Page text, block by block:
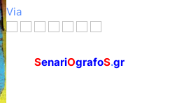
Via
SenariOgrafoS.gr